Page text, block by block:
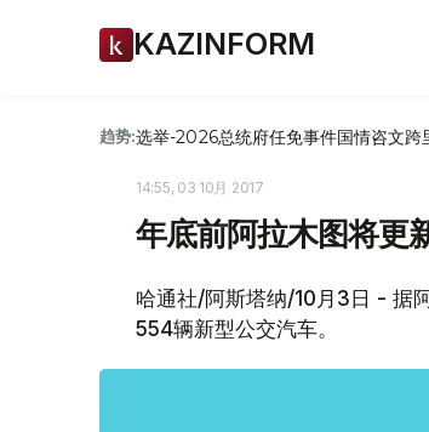
KAZINFORM
趋势:选举-2026总统府任免事件国情咨文跨
14:55, 03 10月 2017
年底前阿拉木图将更
哈通社/阿斯塔纳/10月3日 - 据
554辆新型公交汽车。